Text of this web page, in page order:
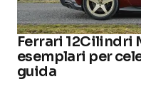
Ferrari 12Cilindri
esemplari per
guida